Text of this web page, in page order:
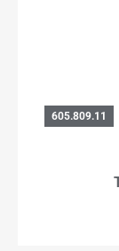
605.809.11